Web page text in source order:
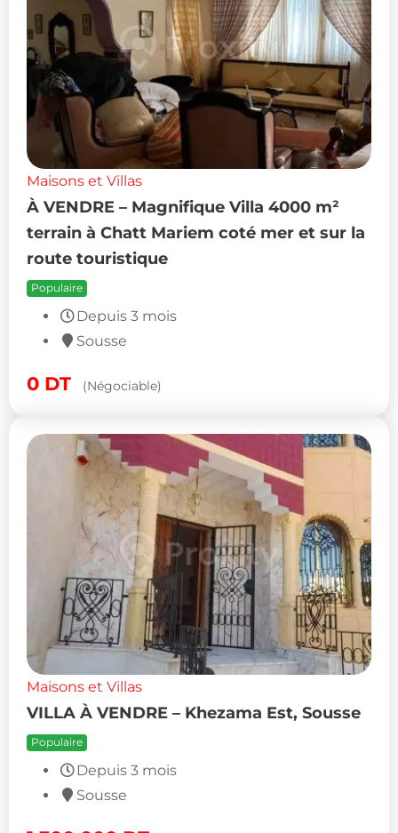
Maisons et Villas
À VENDRE – Magnifique Villa 4000 m²
terrain à Chatt Mariem coté mer et sur la
route touristique
Populaire
Depuis 3 mois
Sousse
0 DT (Négociable)
Maisons et Villas
VILLA À VENDRE – Khezama Est, Sousse
Populaire
Depuis 3 mois
Sousse